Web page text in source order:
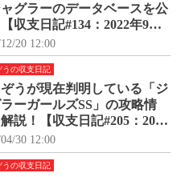
グラーのデータベースを公
収支日記#134：2022年9月2
)～9月26日(月)】
20 12:00
うの収支日記
うが現在判明している「ジ
ーガールズSS」の攻略情
説！【収支日記#205：2024
30日(火)～2024年2月5日
30 12:00
うの収支日記